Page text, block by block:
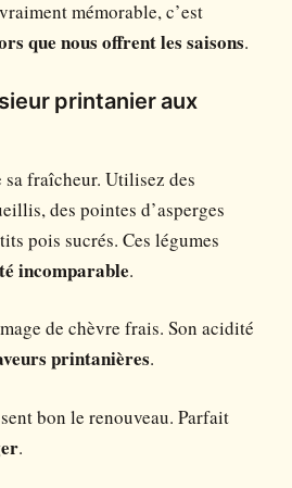
mémorable, c’est
que nous offrent les saisons.
printanier aux
fraîcheur. Utilisez des
des pointes d’asperges
pois sucrés. Ces légumes
incomparable.
de chèvre frais. Son acidité
printanières.
bon le renouveau. Parfait
.